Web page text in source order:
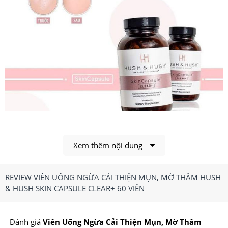
Hush & Hush Skin Capsule Clear+ giúp xóa mờ các vết
1.Viên Uống Ngừa Cải Thiện, Mờ Thâm Hush &
Hush Skin Capsule Clear+ 60 Viên Có Công
Xem thêm nội dung
REVIEW VIÊN UỐNG NGỪA CẢI THIỆN MỤN, MỜ THÂM HUSH
& HUSH SKIN CAPSULE CLEAR+ 60 VIÊN
Đánh giá Viên Uống Ngừa Cải Thiện Mụn, Mờ Thâm